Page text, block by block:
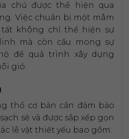
chủ được thể hiện qua
Việc chuẩn bị một mâm
tất không chỉ thể hiện sự
mà còn cầu mong sự
để quá trình xây dựng
gió.
thổ cơ bản cần đảm bảo
sẽ và được sắp xếp gọn
lễ vật thiết yếu bao gồm: